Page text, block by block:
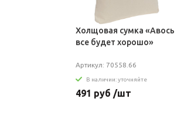
Холщовая сумка «Авось
все будет хорошо»
Артикул: 70558.66
В наличии: уточняйте
491 руб /шт